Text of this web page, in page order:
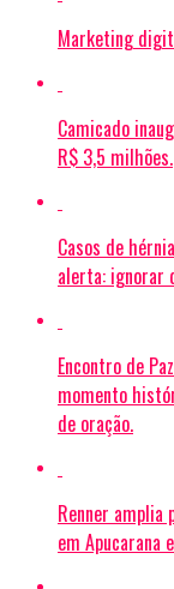
Marketing
Camicado
R$ 3,5 milhões.
Casos de
alerta: ignorar
Encontro de
momento
de oração.
Renner amplia
em Apucarana